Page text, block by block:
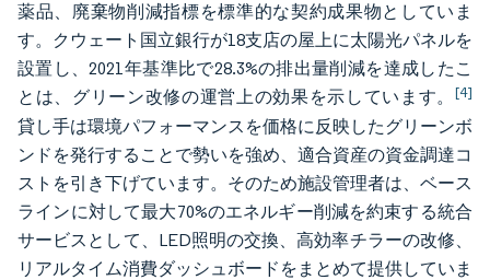
薬品、廃棄物削減指標を標準的な契約成果物としていま
す。クウェート国立銀行が18支店の屋上に太陽光パネルを
設置し、2021年基準比で28.3%の排出量削減を達成したこ
とは、グリーン改修の運営上の効果を示しています。 [4]
貸し手は環境パフォーマンスを価格に反映したグリーンボ
ンドを発行することで勢いを強め、適合資産の資金調達コ
ストを引き下げています。そのため施設管理者は、ベース
ラインに対して最大70%のエネルギー削減を約束する統合
サービスとして、LED照明の交換、高効率チラーの改修、
リアルタイム消費ダッシュボードをまとめて提供していま